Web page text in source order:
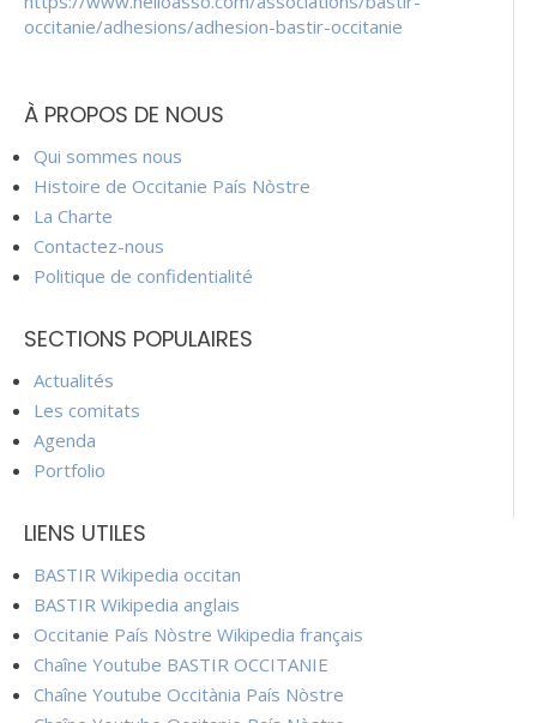
occitanie/adhesions/adhesion-bastir-occitanie
À PROPOS DE NOUS
Qui sommes nous
Histoire de Occitanie País Nòstre
La Charte
Contactez-nous
Politique de confidentialité
SECTIONS POPULAIRES
Actualités
Les comitats
Agenda
Portfolio
LIENS UTILES
BASTIR Wikipedia occitan
BASTIR Wikipedia anglais
Occitanie País Nòstre Wikipedia français
Chaîne Youtube BASTIR OCCITANIE
Chaîne Youtube Occitània País Nòstre